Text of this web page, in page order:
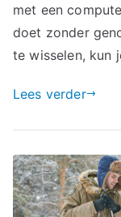
en
kom
in
met een
doet zonder
te wisselen, kun
Lees verder